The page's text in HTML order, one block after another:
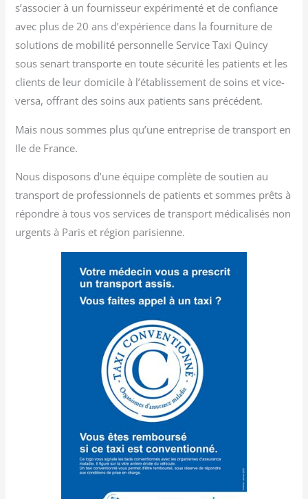
s’associer à un fournisseur expérimenté et de confiance
avec plus de 20 ans d’expérience dans la fourniture de
solutions de mobilité personnelle Service Taxi Quincy
sous senart transporte en toute sécurité les patients et les
clients de leur domicile à l’établissement de soins et vice-
versa, offrant des soins aux patients sans précédent.
Mais nous sommes plus qu’une entreprise de transport en
Ile de France.
Nous disposons d’une équipe complète de soutien au
transport de professionnels de patients et sommes prêts à
répondre à tous vos services de transport médicalisés non
urgents à Paris et région parisienne.